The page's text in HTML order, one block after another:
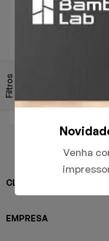
Filtros
CLIENTES
EMPRESA
Venha